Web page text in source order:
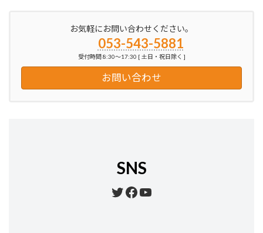
お気軽にお問い合わせください。
053-543-5881
受付時間 8:30～17:30 [ 土日・祝日除く ]
お問い合わせ
SNS
Twitter
Facebook
YouTube